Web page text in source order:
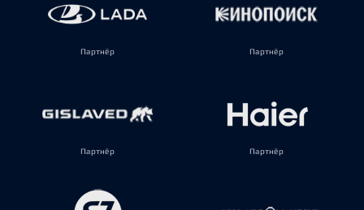
Партнёр Партнёр
Партнёр Партнёр